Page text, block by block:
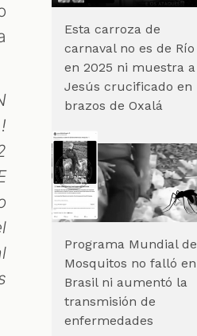
Esta carroza de
carnaval no es de Río
en 2025 ni muestra a
Jesús crucificado en
brazos de Oxalá
Programa Mundial de
Mosquitos no falló en
Brasil ni aumentó la
transmisión de
enfermedades